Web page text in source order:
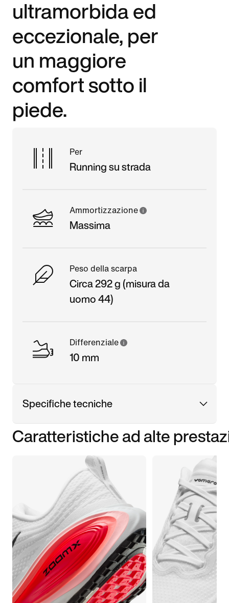
ultramorbida ed
eccezionale, per
un maggiore
comfort sotto il
piede.
Per
Running su strada
Ammortizzazione
Massima
Peso della scarpa
Circa 292 g (misura da
uomo 44)
Differenziale
10 mm
Specifiche tecniche
Caratteristiche ad alte